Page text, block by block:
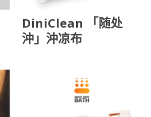
DiniClean 「随处
沖」沖凉布